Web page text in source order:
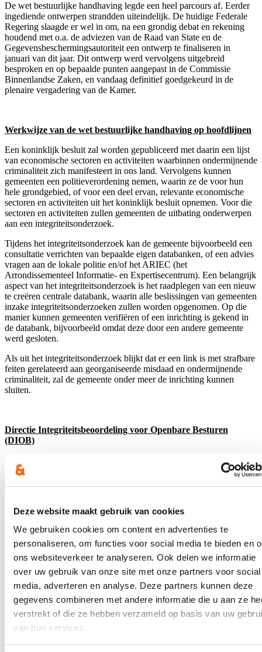
Deze website maakt gebruik van cookies
We gebruiken cookies om content en advertenties te
personaliseren, om functies voor social media te bieden en
ons websiteverkeer te analyseren. Ook delen we informatie
over uw gebruik van onze site met onze partners voor social
media, adverteren en analyse. Deze partners kunnen deze
gegevens combineren met andere informatie die u aan ze
verstrekt of die ze hebben verzameld op basis van uw
van hun services.
De wet bestuurlijke handhaving legde een heel parcours af. Eerder
ingediende ontwerpen strandden uiteindelijk. De huidige Federale
Regering slaagde er wel in om, na een grondig debat en rekening
houdend met o.a. de adviezen van de Raad van State en de
Gegevensbeschermingsautoriteit een ontwerp te finaliseren in
januari van dit jaar. Dit ontwerp werd vervolgens uitgebreid
besproken en op bepaalde punten aangepast in de Commissie
Binnenlandse Zaken, en vandaag definitief goedgekeurd in de
plenaire vergadering van de Kamer.
Werkwijze van de wet bestuurlijke handhaving op hoofdlijnen
Een koninklijk besluit zal worden gepubliceerd met daarin een lijst
van economische sectoren en activiteiten waarbinnen ondermijnende
criminaliteit zich manifesteert in ons land. Vervolgens kunnen
gemeenten een politieverordening nemen, waarin ze de voor hun
hele grondgebied, of voor een deel ervan, relevante economische
sectoren en activiteiten uit het koninklijk besluit opnemen. Voor die
sectoren en activiteiten zullen gemeenten de uitbating onderwerpen
aan een integriteitsonderzoek.
Tijdens het integriteitsonderzoek kan de gemeente bijvoorbeeld een
consultatie verrichten van bepaalde eigen databanken, of een advies
vragen aan de lokale politie en/of het ARIEC (het
Arrondissementeel Informatie- en Expertisecentrum). Een belangrijk
aspect van het integriteitsonderzoek is het raadplegen van een nieuw
te creëren centrale databank, waarin alle beslissingen van gemeenten
inzake integriteitsonderzoeken zullen worden opgenomen. Op die
manier kunnen gemeenten verifiëren of een inrichting is gekend in
de databank, bijvoorbeeld omdat deze door een andere gemeente
werd gesloten.
Als uit het integriteitsonderzoek blijkt dat er een link is met strafbare
feiten gerelateerd aan georganiseerde misdaad en ondermijnende
criminaliteit, zal de gemeente onder meer de inrichting kunnen
sluiten.
Directie Integriteitsbeoordeling voor Openbare Besturen
(DIOB)
Om toegang te hebben tot alle relevante informatie, voorziet de wet
bestuurlijke handhaving in de oprichting van een Directie
gerechtelijke overheid, de antiwitwascel, de belastingsinspectie of de
sociale inspectie, en de gemeenten kunnen adviseren in het kader
van het integriteitsonderzoek. Ook zal de DIOB de laatste
ontwikkelingen inzake ondermijnende criminaliteit opvolgen met als
doel de Federale Regering te adviseren.
Operationalisering
Door de goedkeuring van het wetsontwerp kan de concretisering
van de operationalisering van de wet worden verdergezet. Daartoe
begrotingsconclaaf. Naast de oprichting van de DIOB, zullen ook